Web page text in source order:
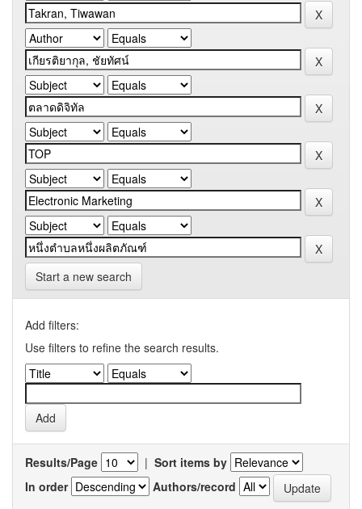
Start a new search
Add filters:
Use filters to refine the search results.
Results/Page | Sort items by
In order
Authors/record